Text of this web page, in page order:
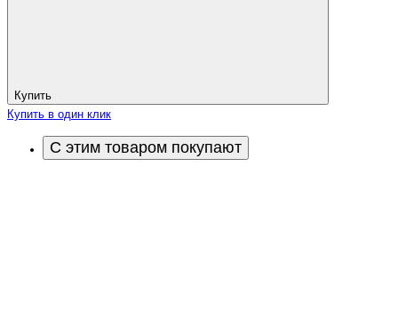
Купить
Купить в один клик
С этим товаром покупают